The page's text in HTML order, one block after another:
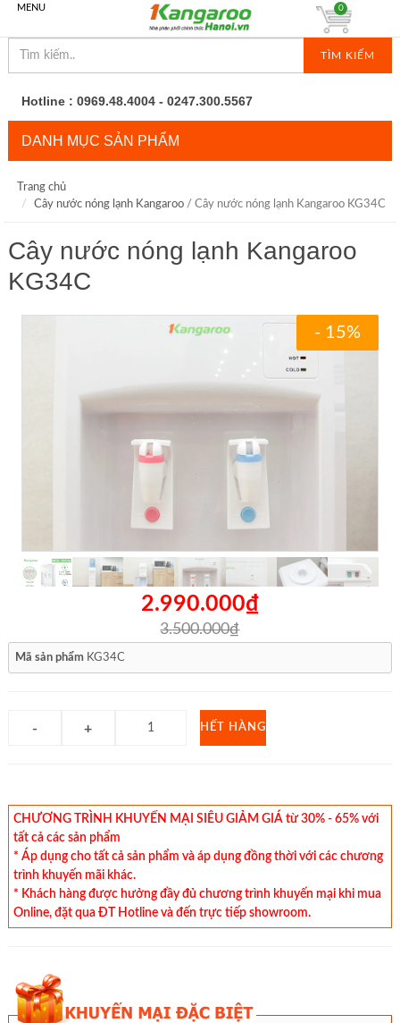
MENU
TÌM KIẾM
0
Hotline : 0969.48.4004 - 0247.300.5567
DANH MỤC SẢN PHẨM
Trang chủ
Cây nước nóng lạnh Kangaroo/ Cây nước nóng lạnh Kangaroo KG34C
Cây nước nóng lạnh Kangaroo
KG34C
- 15%
2.990.000₫
3.500.000₫
Mã sản phẩm KG34C
HẾT HÀNG
CHƯƠNG TRÌNH KHUYẾN MẠI SIÊU GIẢM GIÁ từ 30% - 65% với
tất cả các sản phẩm
* Áp dụng cho tất cả sản phẩm và áp dụng đồng thời với các chương
trình khuyến mãi khác.
* Khách hàng được hưởng đầy đủ chương trình khuyến mại khi mua
Online, đặt qua ĐT Hotline và đến trực tiếp showroom.